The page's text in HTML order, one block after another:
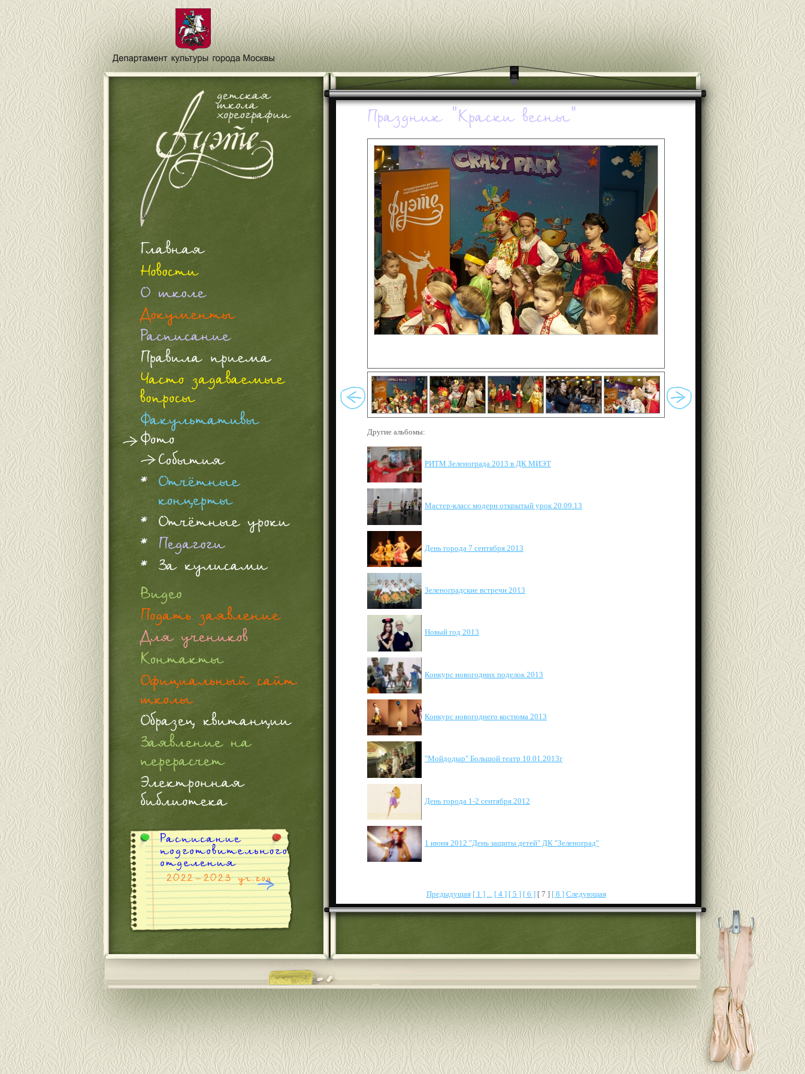
Другие альбомы:
РИТМ Зеленограда 2013 в ДК МИЭТ
Мастер-класс модерн открытый урок 20.09.13
День города 7 сентября 2013
Зеленоградские встречи 2013
Новый год 2013
Конкурс новогодних поделок 2013
Конкурс новогоднего костюма 2013
"Мойдодыр" Большой театр 10.01.2013г
День города 1-2 сентября 2012
1 июня 2012 "День защиты детей" ДК "Зеленоград"
Предыдущая [ 1 ] ... [ 4 ] [ 5 ] [ 6 ] [ 7 ] [ 8 ] Следующая